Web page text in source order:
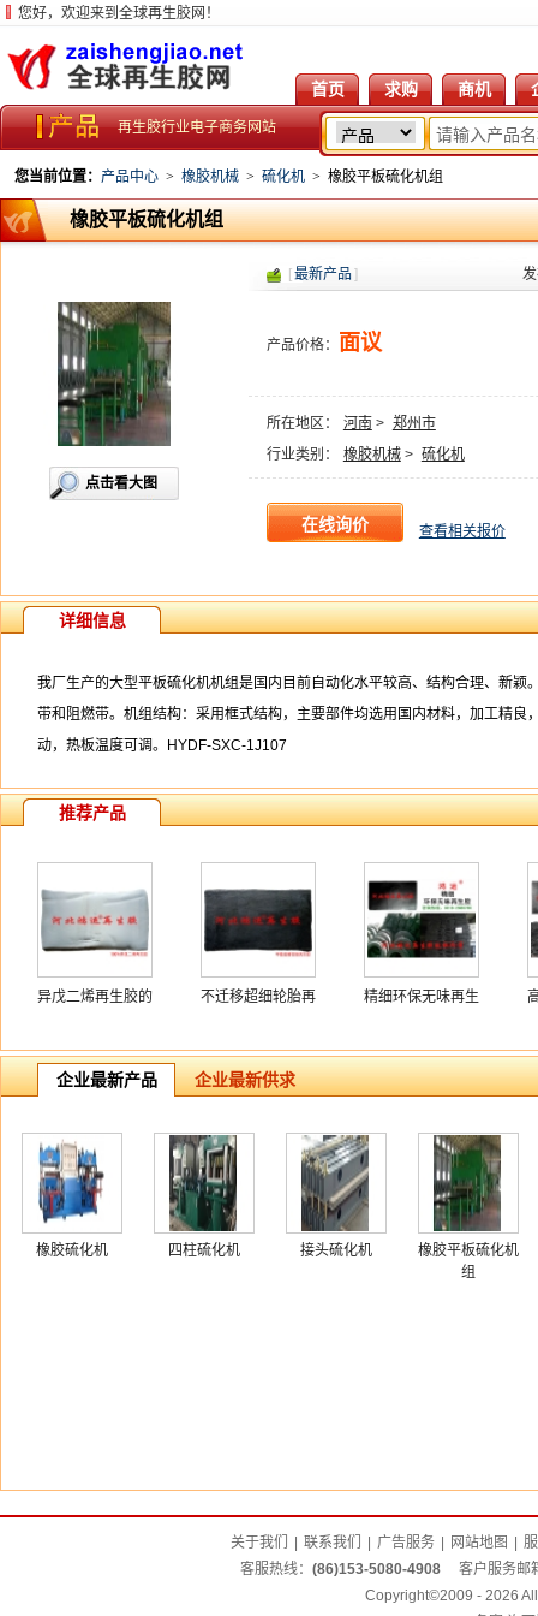
您好，欢迎来到全球再生胶网！
首页 求购 商机
再生胶行业电子商务网站
您当前位置： 产品中心 > 橡胶机械 > 硫化机 > 橡胶平板硫化机组
橡胶平板硫化机组
点击看大图
[最新产品]
产品价格： 面议
所在地区： 河南 > 郑州市
行业类别：
橡胶机械> 硫化机
查看相关报价
详细信息
我厂生产的大型平板硫化机机组是国内目前自动化水平较高、结构合理、新
带和阻燃带。机组结构：采用框式结构，主要部件均选用国内材料，加工精
动，热板温度可调。HYDF-SXC-1J107
推荐产品
异戊二烯再生胶的
不迁移超细轮胎再
精细环保无味再生
企业最新产品 企业最新供求
橡胶硫化机 四柱硫化机 接头硫化机
橡胶平板硫化机
组
关于我们 联系我们 广告服务 网站地图
客服热线： (86)153-5080-4908
客户服务邮
Copyright©2009 - 2026